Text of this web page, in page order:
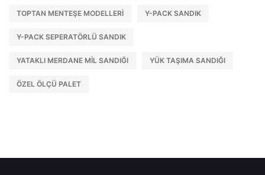
TOPTAN MENTEŞE MODELLERI Y-PACK SANDIK
Y-PACK SEPERATÖRLÜ SANDIK
YATAKLI MERDANE MIL SANDIĞI YÜK TAŞIMA SANDIĞI
ÖZEL ÖLÇÜ PALET